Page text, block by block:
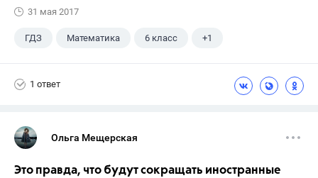
31 мая 2017
ГДЗ Математика 6 класс +1
1 ответ
Ольга Мещерская
Это правда, что будут сокращать иностранные